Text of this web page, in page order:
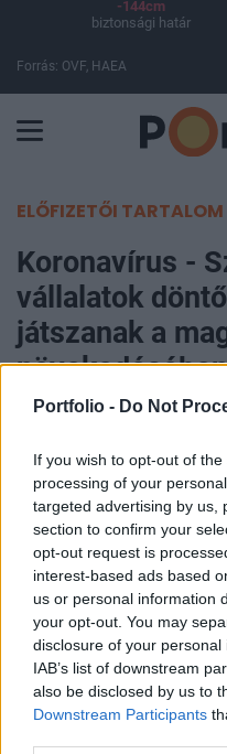
Portfolio - Do Not
If you wish to opt-out of
processing of your
targeted advertising by us,
section to confirm your
opt-out request is
interest-based ads based
us or personal information
your opt-out. You may
disclosure of your
IAB’s list of downstream
also be disclosed by us to
Downstream Participants
-144cm
biztonsági határ
Forrás: OVF, HAEA
ELŐFIZETŐI TARTALOM
Koronavírus -
vállalatok
játszanak a
növekedésében
2021. január 07. 11:24
A japán vállalatok
magyar gazdaság
alatt eddig 19 japán
forintnyi beruházást
Magyarországon,
munkahelyet
külgazdasági és
Facebook-oldalán,